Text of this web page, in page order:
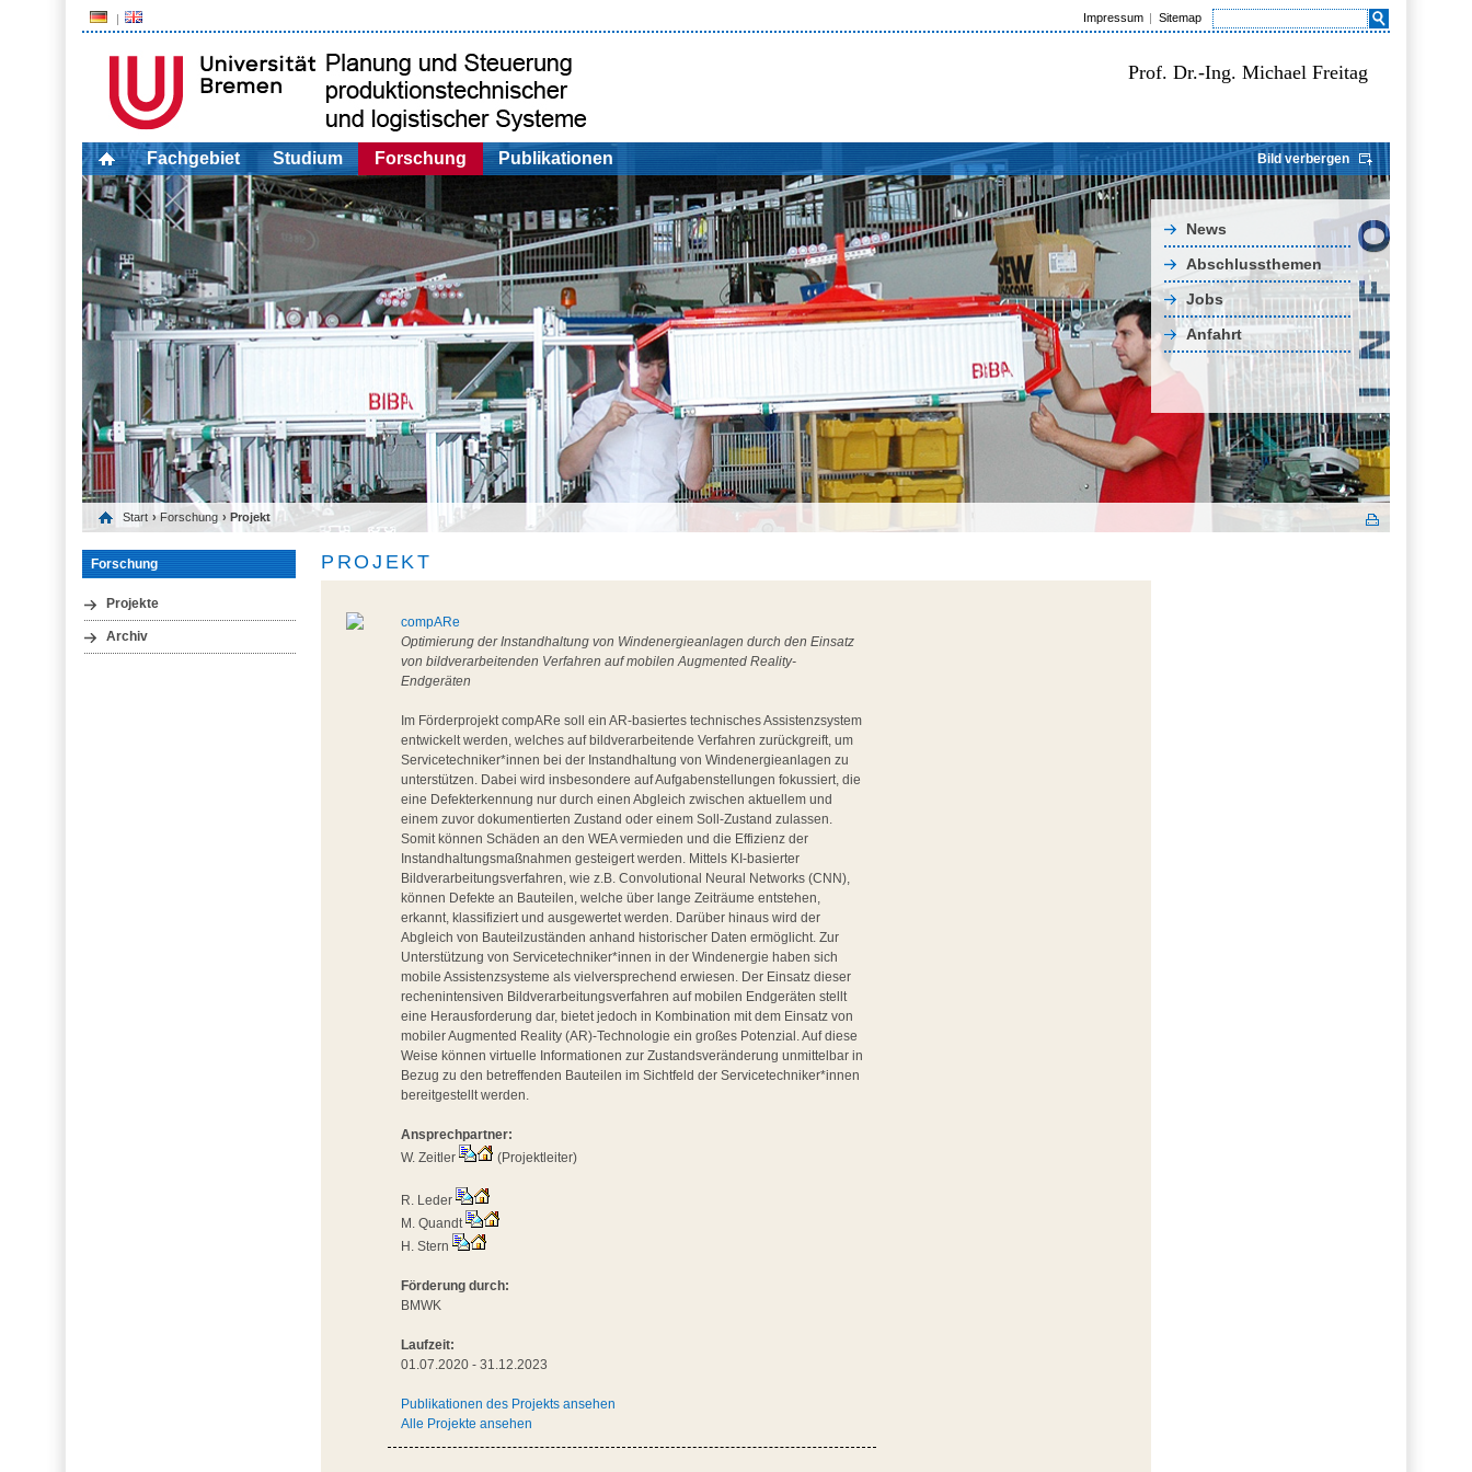
Impressum Sitemap
Prof. Dr.-Ing. Michael Freitag
Fachgebiet Studium Forschung Publikationen Bild verbergen
News
Abschlussthemen
Jobs
Anfahrt
Start › Forschung › Projekt
Forschung
Projekte
Archiv
PROJEKT
compARe
Optimierung der Instandhaltung von Windenergieanlagen durch den Einsatz
von bildverarbeitenden Verfahren auf mobilen Augmented Reality-
Endgeräten
Im Förderprojekt compARe soll ein AR-basiertes technisches Assistenzsystem
entwickelt werden, welches auf bildverarbeitende Verfahren zurückgreift, um
Servicetechniker*innen bei der Instandhaltung von Windenergieanlagen zu
unterstützen. Dabei wird insbesondere auf Aufgabenstellungen fokussiert, die
eine Defekterkennung nur durch einen Abgleich zwischen aktuellem und
einem zuvor dokumentierten Zustand oder einem Soll-Zustand zulassen.
Somit können Schäden an den WEA vermieden und die Effizienz der
Instandhaltungsmaßnahmen gesteigert werden. Mittels KI-basierter
Bildverarbeitungsverfahren, wie z.B. Convolutional Neural Networks (CNN),
können Defekte an Bauteilen, welche über lange Zeiträume entstehen,
erkannt, klassifiziert und ausgewertet werden. Darüber hinaus wird der
Abgleich von Bauteilzuständen anhand historischer Daten ermöglicht. Zur
Unterstützung von Servicetechniker*innen in der Windenergie haben sich
mobile Assistenzsysteme als vielversprechend erwiesen. Der Einsatz dieser
rechenintensiven Bildverarbeitungsverfahren auf mobilen Endgeräten stellt
eine Herausforderung dar, bietet jedoch in Kombination mit dem Einsatz von
mobiler Augmented Reality (AR)-Technologie ein großes Potenzial. Auf diese
Weise können virtuelle Informationen zur Zustandsveränderung unmittelbar in
Bezug zu den betreffenden Bauteilen im Sichtfeld der Servicetechniker*innen
bereitgestellt werden.
Ansprechpartner:
W. Zeitler
(Projektleiter)
R. Leder
M. Quandt
H. Stern
Förderung durch:
BMWK
Laufzeit:
01.07.2020 - 31.12.2023
Publikationen des Projekts ansehen
Alle Projekte ansehen